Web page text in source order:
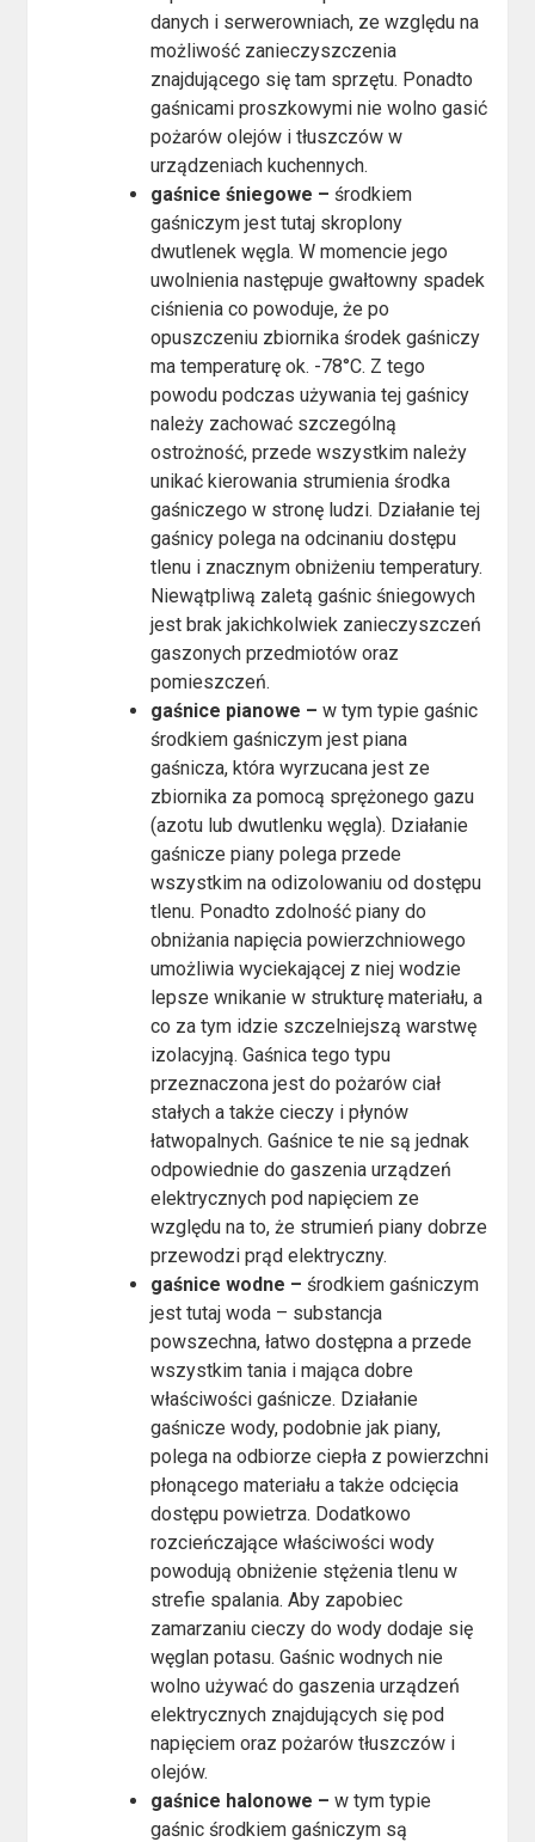
danych i serwerowniach, ze względu na
możliwość zanieczyszczenia
znajdującego się tam sprzętu. Ponadto
gaśnicami proszkowymi nie wolno gasić
pożarów olejów i tłuszczów w
urządzeniach kuchennych.
gaśnice śniegowe –środkiem
gaśniczym jest tutaj skroplony
dwutlenek węgla. W momencie jego
uwolnienia następuje gwałtowny spadek
ciśnienia co powoduje, że po
opuszczeniu zbiornika środek gaśniczy
ma temperaturę ok. -78°C. Z tego
powodu podczas używania tej gaśnicy
należy zachować szczególną
ostrożność, przede wszystkim należy
unikać kierowania strumienia środka
gaśniczego w stronę ludzi. Działanie tej
gaśnicy polega na odcinaniu dostępu
tlenu i znacznym obniżeniu temperatury.
Niewątpliwą zaletą gaśnic śniegowych
jest brak jakichkolwiek zanieczyszczeń
gaszonych przedmiotów oraz
pomieszczeń.
gaśnice pianowe – w tym typie gaśnic
środkiem gaśniczym jest piana
gaśnicza, która wyrzucana jest ze
zbiornika za pomocą sprężonego gazu
(azotu lub dwutlenku węgla). Działanie
gaśnicze piany polega przede
wszystkim na odizolowaniu od dostępu
tlenu. Ponadto zdolność piany do
obniżania napięcia powierzchniowego
umożliwia wyciekającej z niej wodzie
lepsze wnikanie w strukturę materiału, a
co za tym idzie szczelniejszą warstwę
izolacyjną. Gaśnica tego typu
przeznaczona jest do pożarów ciał
stałych a także cieczy i płynów
łatwopalnych. Gaśnice te nie są jednak
odpowiednie do gaszenia urządzeń
elektrycznych pod napięciem ze
względu na to, że strumień piany dobrze
przewodzi prąd elektryczny.
gaśnice wodne –środkiem gaśniczym
jest tutaj woda – substancja
powszechna, łatwo dostępna a przede
wszystkim tania i mająca dobre
właściwości gaśnicze. Działanie
gaśnicze wody, podobnie jak piany,
polega na odbiorze ciepła z powierzchni
płonącego materiału a także odcięcia
dostępu powietrza. Dodatkowo
rozcieńczające właściwości wody
powodują obniżenie stężenia tlenu w
strefie spalania. Aby zapobiec
zamarzaniu cieczy do wody dodaje się
węglan potasu. Gaśnic wodnych nie
wolno używać do gaszenia urządzeń
elektrycznych znajdujących się pod
napięciem oraz pożarów tłuszczów i
olejów.
gaśnice halonowe –w tym typie
gaśnic środkiem gaśniczym są